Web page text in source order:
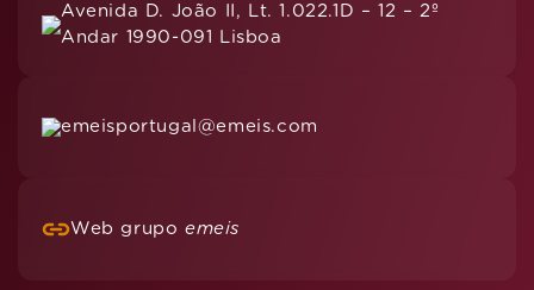
Avenida D. João II, Lt. 1.022.1D – 12 – 2º
Andar 1990-091 Lisboa
emeisportugal@emeis.com
Web grupo emeis